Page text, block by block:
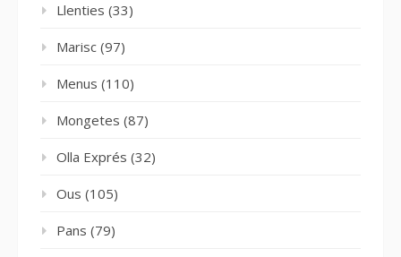
Llenties (33)
Marisc (97)
Menus (110)
Mongetes (87)
Olla Exprés (32)
Ous (105)
Pans (79)